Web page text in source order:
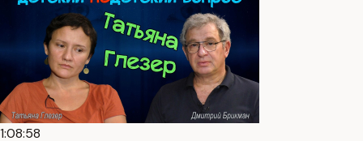
1:08:58